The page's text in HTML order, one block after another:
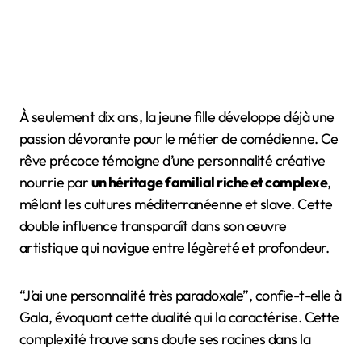
À seulement dix ans, la jeune fille développe déjà une
passion dévorante pour le métier de comédienne. Ce
rêve précoce témoigne d’une personnalité créative
nourrie parun héritage familial riche et complexe,
mêlant les cultures méditerranéenne et slave. Cette
double influence transparaît dans son œuvre
artistique qui navigue entre légèreté et profondeur.
“J’ai une personnalité très paradoxale”, confie-t-elle à
Gala, évoquant cette dualité qui la caractérise. Cette
complexité trouve sans doute ses racines dans la